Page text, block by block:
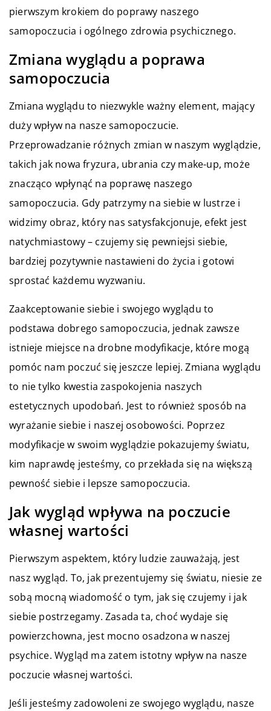
pierwszym krokiem do poprawy naszego
samopoczucia i ogólnego zdrowia psychicznego.
Zmiana wyglądu a poprawa
samopoczucia
Zmiana wyglądu to niezwykle ważny element, mający
duży wpływ na nasze samopoczucie.
Przeprowadzanie różnych zmian w naszym wyglądzie,
takich jak nowa fryzura, ubrania czy make-up, może
znacząco wpłynąć na poprawę naszego
samopoczucia. Gdy patrzymy na siebie w lustrze i
widzimy obraz, który nas satysfakcjonuje, efekt jest
natychmiastowy – czujemy się pewniejsi siebie,
bardziej pozytywnie nastawieni do życia i gotowi
sprostać każdemu wyzwaniu.
Zaakceptowanie siebie i swojego wyglądu to
podstawa dobrego samopoczucia, jednak zawsze
istnieje miejsce na drobne modyfikacje, które mogą
pomóc nam poczuć się jeszcze lepiej. Zmiana wyglądu
to nie tylko kwestia zaspokojenia naszych
estetycznych upodobań. Jest to również sposób na
wyrażanie siebie i naszej osobowości. Poprzez
modyfikacje w swoim wyglądzie pokazujemy światu,
kim naprawdę jesteśmy, co przekłada się na większą
pewność siebie i lepsze samopoczucia.
Jak wygląd wpływa na poczucie
własnej wartości
Pierwszym aspektem, który ludzie zauważają, jest
nasz wygląd. To, jak prezentujemy się światu, niesie ze
sobą mocną wiadomość o tym, jak się czujemy i jak
siebie postrzegamy. Zasada ta, choć wydaje się
powierzchowna, jest mocno osadzona w naszej
psychice. Wygląd ma zatem istotny wpływ na nasze
poczucie własnej wartości.
Jeśli jesteśmy zadowoleni ze swojego wyglądu, nasze